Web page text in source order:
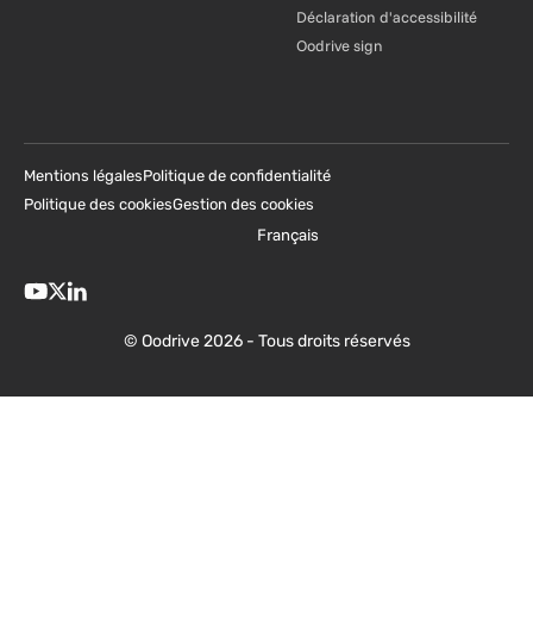
Déclaration d'accessibilité
Oodrive sign
© Oodrive 2026 - Tous droits réservés
Mentions légalesPolitique de confidentialité
Politique des cookiesGestion des cookies
Français